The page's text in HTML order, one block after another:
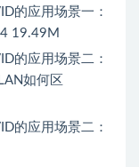
的应用场景一：
19.49M
的应用场景二：
如何区
的应用场景二：